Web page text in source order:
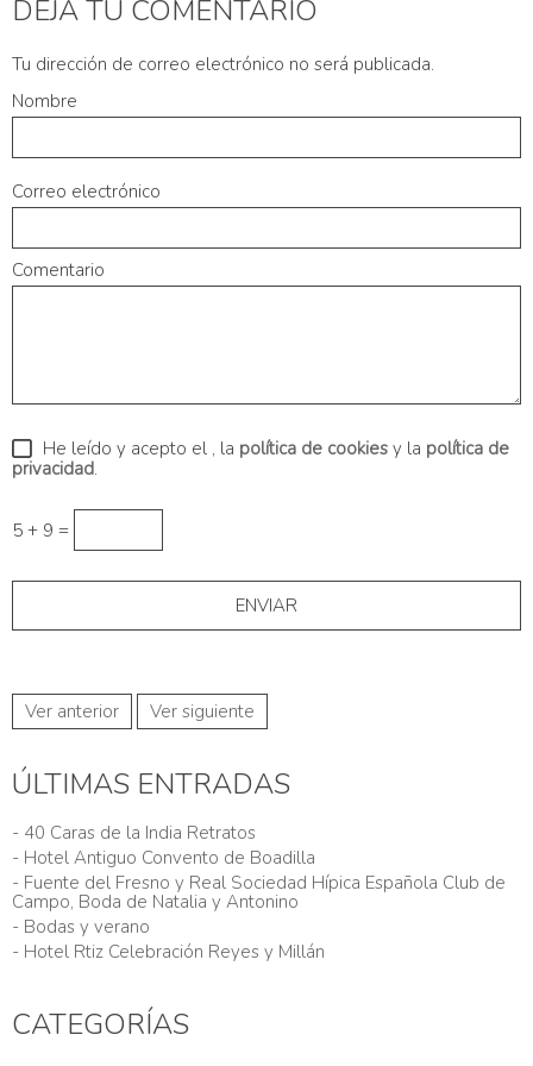
DEJA TU COMENTARIO
Tu dirección de correo electrónico no será publicada.
Nombre
Correo electrónico
Comentario
He leído y acepto el , la política de cookies y la política de
privacidad.
5 + 9 =
Ver anterior Ver siguiente
ÚLTIMAS ENTRADAS
- 40 Caras de la India Retratos
- Hotel Antiguo Convento de Boadilla
- Fuente del Fresno y Real Sociedad Hípica Española Club de
Campo, Boda de Natalia y Antonino
- Bodas y verano
- Hotel Rtiz Celebración Reyes y Millán
CATEGORÍAS